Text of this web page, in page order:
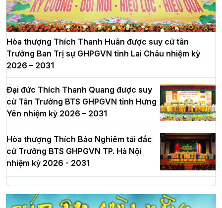
Hòa thượng Thích Thanh Huân được suy cử tân
Trưởng Ban Trị sự GHPGVN tỉnh Lai Châu nhiệm kỳ
2026 – 2031
Đại đức Thích Thanh Quang được suy
cử Tân Trưởng BTS GHPGVN tỉnh Hưng
Yên nhiệm kỳ 2026 – 2031
Hòa thượng Thích Bảo Nghiêm tái đắc
cử Trưởng BTS GHPGVN TP. Hà Nội
nhiệm kỳ 2026 - 2031
Hà Nội: Long trọng lễ khởi công xây
dựng Trung tâm văn hóa Phật giáo Thủ